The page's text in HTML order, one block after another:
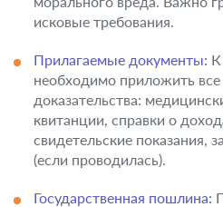
исковые требования.
Прилагаемые документы: К
необходимо приложить
доказательства:
квитанции, справки о
свидетельские показания,
(если проводилась).
Государственная пошлина: